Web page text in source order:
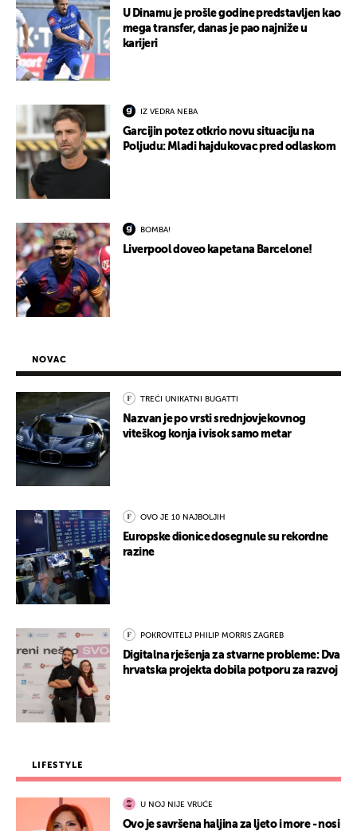
U Dinamu je prošle godine predstavljen kao
mega transfer, danas je pao najniže u
karijeri
IZ VEDRA NEBA
Garcijin potez otkrio novu situaciju na
Poljudu: Mladi hajdukovac pred odlaskom
BOMBA!
Liverpool doveo kapetana Barcelone!
NOVAC
TREĆI UNIKATNI BUGATTI
Nazvan je po vrsti srednjovjekovnog
viteškog konja i visok samo metar
OVO JE 10 NAJBOLJIH
Europske dionice dosegnule su rekordne
razine
POKROVITELJ PHILIP MORRIS ZAGREB
Digitalna rješenja za stvarne probleme: Dva
hrvatska projekta dobila potporu za razvoj
LIFESTYLE
U NOJ NIJE VRUĆE
Ovo je savršena haljina za ljeto i more - nosi